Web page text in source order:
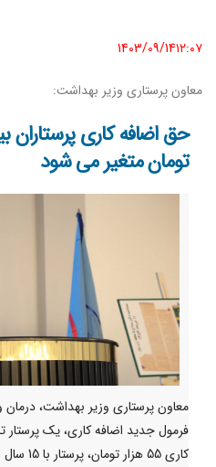
1403/09/14١٢:٠٧
معاون پرستاری وزیر بهداشت:
تومان متغیر می شود
معاون پرستاری وزیر بهداشت،
فرمول جدید اضافه کاری، یک پرستار